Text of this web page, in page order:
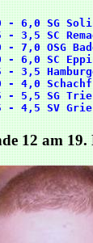
SK
4,0 -
12 am